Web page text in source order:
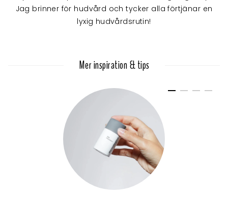
Jag brinner för hudvård och tycker alla förtjänar en
lyxig hudvårdsrutin!
Mer inspiration & tips